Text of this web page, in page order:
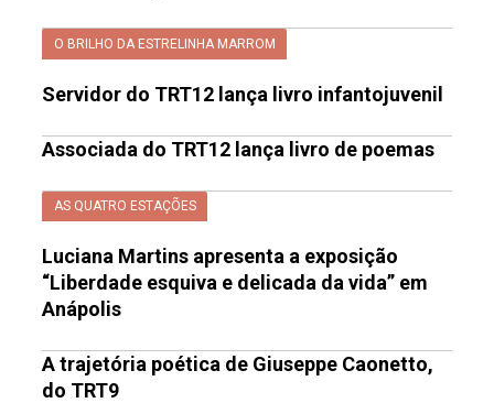
O BRILHO DA ESTRELINHA MARROM
Servidor do TRT12 lança livro infantojuvenil
Associada do TRT12 lança livro de poemas
AS QUATRO ESTAÇÕES
Luciana Martins apresenta a exposição
“Liberdade esquiva e delicada da vida” em
Anápolis
A trajetória poética de Giuseppe Caonetto,
do TRT9